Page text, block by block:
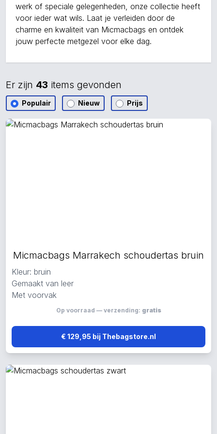
werk of speciale gelegenheden, onze collectie heeft
voor ieder wat wils. Laat je verleiden door de
charme en kwaliteit van Micmacbags en ontdek
jouw perfecte metgezel voor elke dag.
Er zijn 43 items gevonden
Populair Nieuw Prijs
Micmacbags Marrakech schoudertas bruin
Kleur: bruin
Gemaakt van leer
Met voorvak
Op voorraad — verzending: gratis
€ 129,95 bij Thebagstore.nl